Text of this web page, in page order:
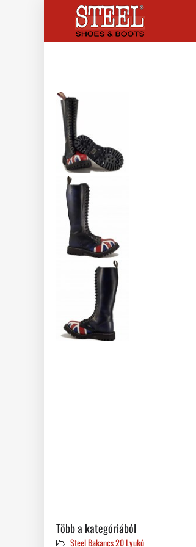
Több a kategóriából
Steel Bakancs 20 Lyukú